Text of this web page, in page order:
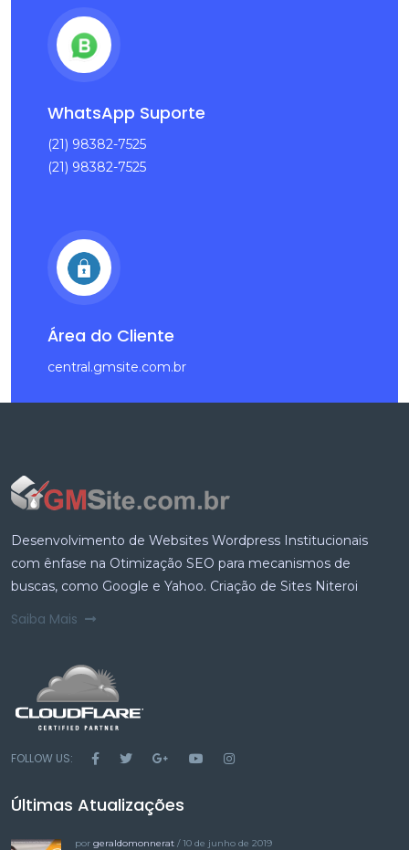
WhatsApp Suporte
(21) 98382-7525
(21) 98382-7525
Área do Cliente
central.gmsite.com.br
Desenvolvimento de Websites Wordpress Institucionais
com ênfase na Otimização SEO para mecanismos de
buscas, como Google e Yahoo. Criação de Sites Niteroi
Saiba Mais
FOLLOW US:
Últimas Atualizações
por geraldomonnerat / 10 de junho de 2019